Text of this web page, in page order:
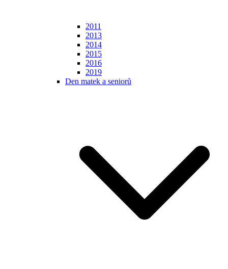
2011
2013
2014
2015
2016
2019
Den matek a seniorů